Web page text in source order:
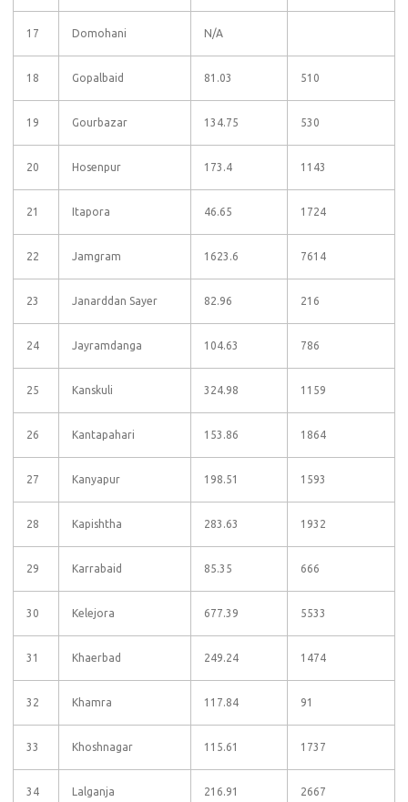
17 Domohani N/A
18 Gopalbaid 81.03 510
19 Gourbazar 134.75 530
20 Hosenpur 173.4 1143
21 Itapora 46.65 1724
22 Jamgram 1623.6 7614
23 Janarddan Sayer 82.96 216
24 Jayramdanga 104.63 786
25 Kanskuli 324.98 1159
26 Kantapahari 153.86 1864
27 Kanyapur 198.51 1593
28 Kapishtha 283.63 1932
29 Karrabaid 85.35 666
30 Kelejora 677.39 5533
31 Khaerbad 249.24 1474
32 Khamra 117.84 91
33 Khoshnagar 115.61 1737
34 Lalganja 216.91 2667